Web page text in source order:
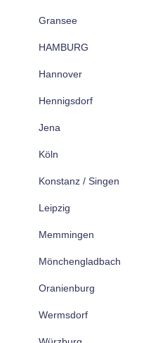
Gransee
HAMBURG
Hannover
Hennigsdorf
Jena
Köln
Konstanz / Singen
Leipzig
Memmingen
Mönchengladbach
Oranienburg
Wermsdorf